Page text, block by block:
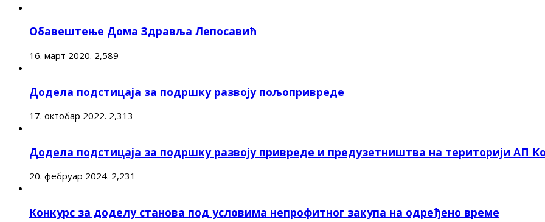
Обавештење Дома Здравља Лепосавић
16. март 2020. 2,589
Додела подстицаја за подршку развоју пољопривреде
17. октобар 2022. 2,313
Додела подстицаја за подршку развоју привреде и предузетништва на територији АП
20. фебруар 2024. 2,231
Конкурс за доделу станова под условима непрофитног закупа на одређено време